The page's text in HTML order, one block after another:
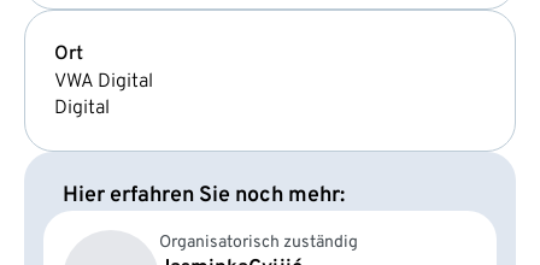
Ort
VWA Digital
Digital
Hier erfahren Sie noch mehr:
Organisatorisch zuständig